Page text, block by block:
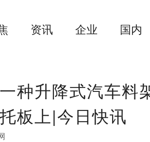
资讯 企业 国内
种升降式汽车料
板上|今日快讯